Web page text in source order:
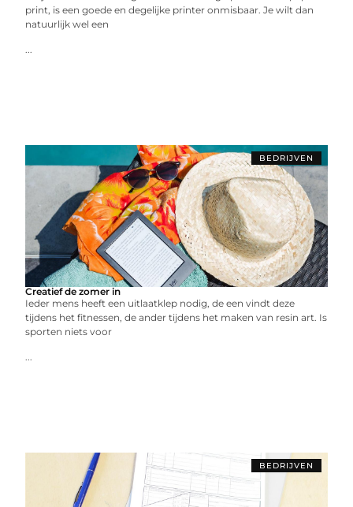
print, is een goede en degelijke printer onmisbaar. Je wilt dan
natuurlijk wel een
...
BEDRIJVEN
Creatief de zomer in
Ieder mens heeft een uitlaatklep nodig, de een vindt deze
tijdens het fitnessen, de ander tijdens het maken van resin art. Is
sporten niets voor
...
BEDRIJVEN